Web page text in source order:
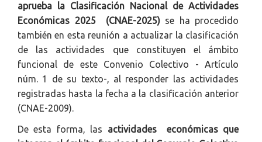
aprueba la Clasificación Nacional de Actividades
Económicas 2025 (CNAE-2025)se ha procedido
también en esta reunión a actualizar la clasificación
de las actividades que constituyen el ámbito
funcional de este Convenio Colectivo - Artículo
núm. 1 de su texto-, al responder las actividades
registradas hasta la fecha a la clasificación anterior
(CNAE-2009).
De esta forma, las actividades económicas que